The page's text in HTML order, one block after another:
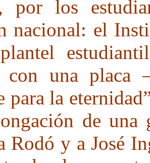
por los
nacional: el
con una placa
para la
de una
Rodó y a José